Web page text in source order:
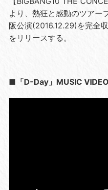
より、熱狂と感動のツアー
阪公演(2016.12.29)を完全
をリリースする。
■「D-Day」MUSIC VIDEO